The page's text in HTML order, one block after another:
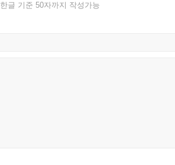
한글 기준 50자까지 작성가능